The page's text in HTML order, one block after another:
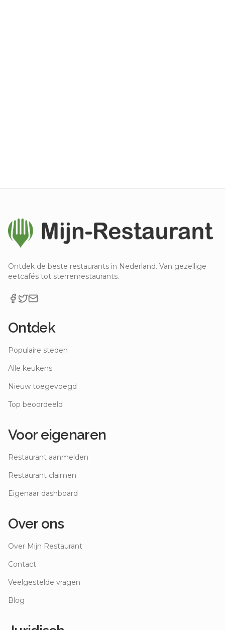
Ontdek de beste restaurants in Nederland. Van gezellige
eetcafés tot sterrenrestaurants.
Ontdek
Populaire steden
Alle keukens
Nieuw toegevoegd
Top beoordeeld
Voor eigenaren
Restaurant aanmelden
Restaurant claimen
Eigenaar dashboard
Over ons
Over Mijn Restaurant
Contact
Veelgestelde vragen
Blog